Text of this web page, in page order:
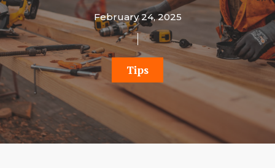
February 24, 2025
Tips